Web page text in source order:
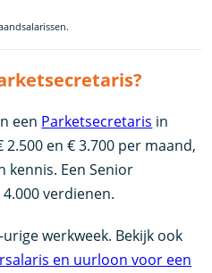
een Parketsecretaris in
en € 3.700 per maand,
kennis. Een Senior
verdienen.
werkweek. Bekijk ook
en uurloon voor een